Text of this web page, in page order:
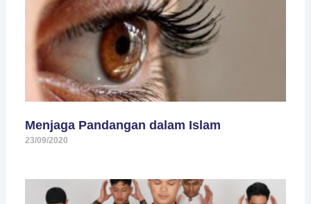
Menjaga Pandangan dalam Islam
23/09/2020